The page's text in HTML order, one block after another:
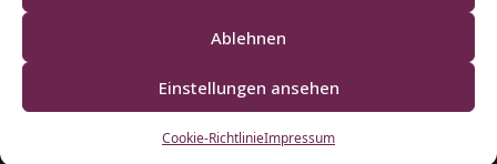
Ablehnen
Einstellungen ansehen
Cookie-RichtlinieImpressum
Klaviere und Pianos aus Schleswig-Holstein